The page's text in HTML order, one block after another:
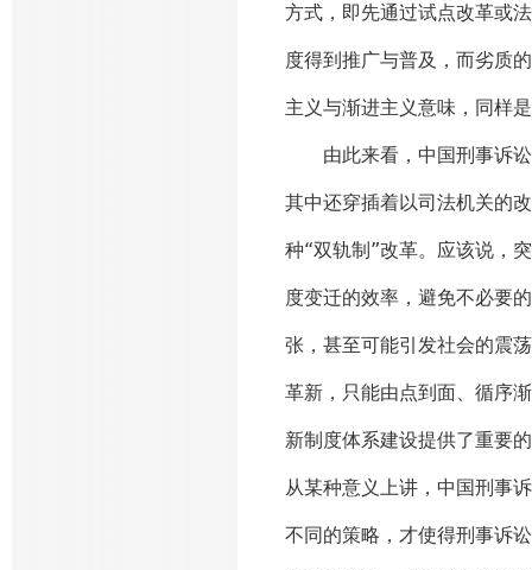
方式，即先通过试点改革或
度得到推广与普及，而劣质
主义与渐进主义意味，同样
由此来看，中国刑事诉讼
其中还穿插着以司法机关的
种“双轨制”改革。应该说，
度变迁的效率，避免不必要
张，甚至可能引发社会的震
革新，只能由点到面、循序
新制度体系建设提供了重要
从某种意义上讲，中国刑事
不同的策略，才使得刑事诉